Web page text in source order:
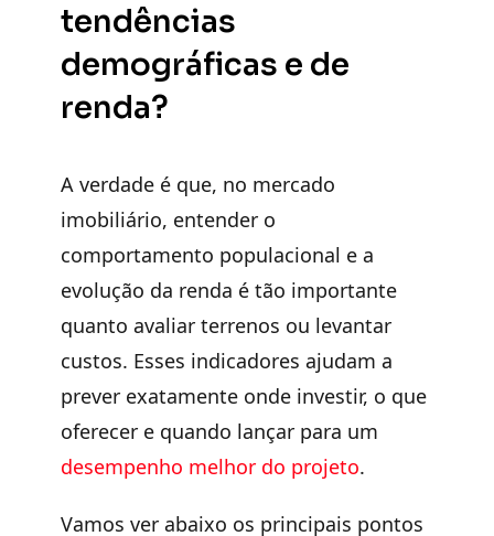
tendências
demográficas e de
renda?
A verdade é que, no mercado
imobiliário, entender o
comportamento populacional e a
evolução da renda é tão importante
quanto avaliar terrenos ou levantar
custos. Esses indicadores ajudam a
prever exatamente onde investir, o que
oferecer e quando lançar para um
desempenho melhor do projeto.
Vamos ver abaixo os principais pontos